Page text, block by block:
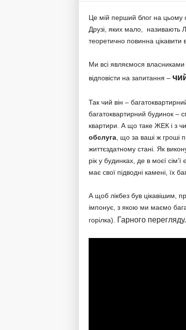
Це мій перший блог на цьому
Друзі, яких мало, називають
теоретично повинна цікавити
Ми всі являємося
відповісти на запитання –
Так чий він –
багатоквартирний будинок –
квартири. А що таке ЖЕК і з
обслуга, що за ваші ж гроші
життєздатному стані. Як
рік у будинках, де в моєї
має свої підводні камені, їх
А щоб лікбез був цікавішим,
імпонує, з якою ми маємо
горілка).
Гарного